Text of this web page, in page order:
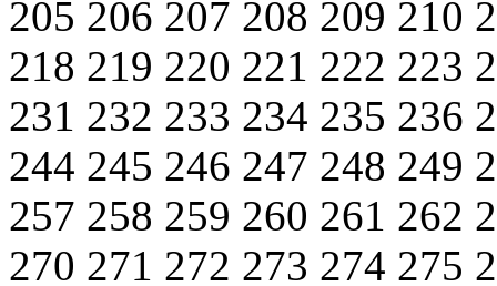
205 206 207 208 209 210
218 219 220 221 222 223
231 232 233 234 235 236
244 245 246 247 248 249
257 258 259 260 261 262
270 271 272 273 274 275